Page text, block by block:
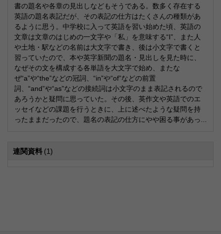
書の題名や各章の見出しなどもそうである。数多く存在する
英語の題名表記だが、その表記の仕方はたくさんの種類があ
るように思う。中学校に入って英語を習い始めた頃、英語の
文章は文章のはじめの一文字や「私」を意味する“I”、また人
や土地・駅などの名前は大文字で書き、後は小文字で書くと
習っていたので、本や英字新聞の題名・見出しを見た時に、
なぜその文を構成する各単語を大文字で始め、またな
ぜ“a”や“the”などの冠詞、“in”や“of”などの前置
詞、“and”や“as”などの接続詞は小文字のまま表記されるので
あろうかと疑問に思っていた。その後、英作文や英語でのエ
ッセイなどの課題を行うときに、上に述べたような疑問を持
ったままだったので、題名の表記の仕方にやや困る事があっ...
連関資料 (1)